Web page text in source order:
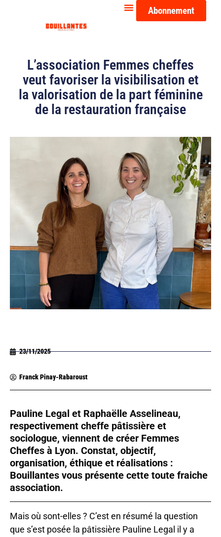
Abonnement
L’association Femmes cheffes
veut favoriser la visibilisation et
la valorisation de la part féminine
de la restauration française
23/11/2025
Franck Pinay-Rabaroust
Pauline Legal et Raphaëlle Asselineau,
respectivement cheffe pâtissière et
sociologue, viennent de créer Femmes
Cheffes à Lyon. Constat, objectif,
organisation, éthique et réalisations :
Bouillantes vous présente cette toute fraiche
association.
Mais où sont-elles ? C’est en résumé la question
que s’est posée la pâtissière Pauline Legal il y a